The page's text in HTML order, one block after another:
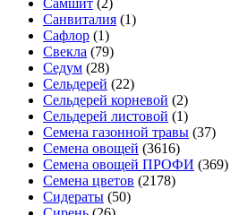
Самшит (2)
Санвиталия (1)
Сафлор (1)
Свекла (79)
Седум (28)
Сельдерей (22)
Сельдерей корневой (2)
Сельдерей листовой (1)
Семена газонной травы (37)
Семена овощей (3616)
Семена овощей ПРОФИ (369)
Семена цветов (2178)
Сидераты (50)